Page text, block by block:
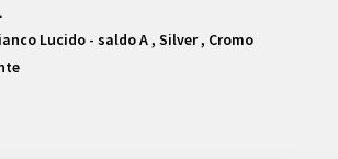
Lucido - saldo A , Silver , Cromo